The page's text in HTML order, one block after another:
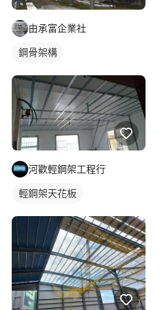
由承富企業社
鋼骨架構
河歡輕鋼架工程行
輕鋼架天花板